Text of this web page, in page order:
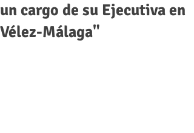
un cargo de su Ejecutiva en
Vélez-Málaga"